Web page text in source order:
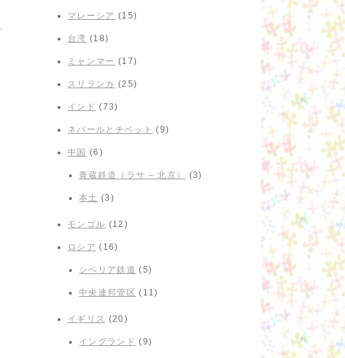
マレーシア (15)
台湾 (18)
ミャンマー (17)
スリランカ (25)
インド (73)
ネパールとチベット (9)
中国 (6)
青蔵鉄道（ラサ – 北京） (3)
本土 (3)
モンゴル (12)
ロシア (16)
シベリア鉄道 (5)
中央連邦管区 (11)
イギリス (20)
イングランド (9)